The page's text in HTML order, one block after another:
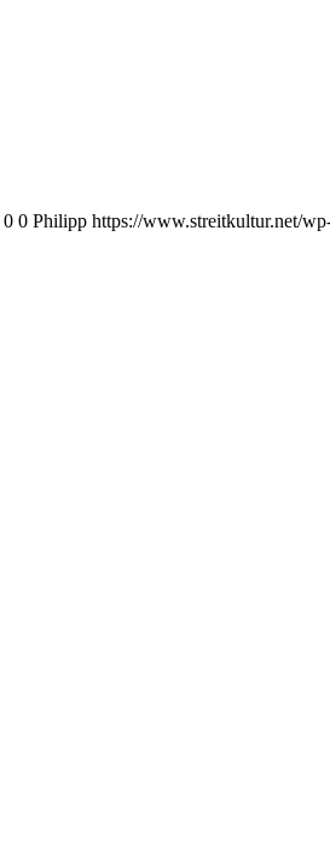
0 0 Philipp https://www.streitkultur.net/